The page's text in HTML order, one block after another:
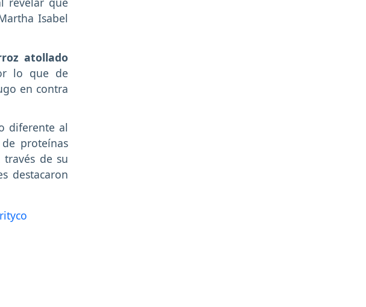
Isabel
atollado
lo que de
en contra
diferente al
proteínas
de su
destacaron